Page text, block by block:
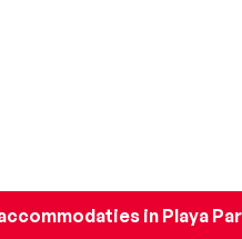
in Playa